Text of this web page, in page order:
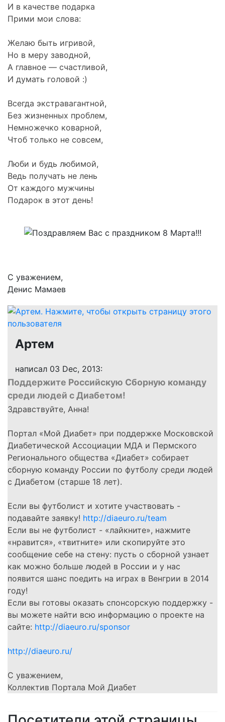
И в качестве подарка
Прими мои слова:
Желаю быть игривой,
Но в меру заводной,
А главное — счастливой,
И думать головой :)
Всегда экстравагантной,
Без жизненных проблем,
Немножечко коварной,
Чтоб только не совсем,
Люби и будь любимой,
Ведь получать не лень
От каждого мужчины
Подарок в этот день!
С уважением,
Денис Мамаев
Артем
написал 03 Dec, 2013:
Поддержите Российскую Сборную команду
среди людей с Диабетом!
Здравствуйте, Анна!
Портал «Мой Диабет» при поддержке Московской
Диабетической Ассоциации МДА и Пермского
Регионального общества «Диабет» собирает
сборную команду России по футболу среди людей
с Диабетом (старше 18 лет).
Если вы футболист и хотите участвовать -
подавайте заявку! http://diaeuro.ru/team
Если вы не футболист - «лайкните», нажмите
«нравится», «твитните» или скопируйте это
сообщение себе на стену: пусть о сборной узнает
как можно больше людей в России и у нас
появится шанс поедить на играх в Венгрии в 2014
году!
Если вы готовы оказать спонсорскую поддержку -
вы можете найти всю информацию о проекте на
сайте: http://diaeuro.ru/sponsor
http://diaeuro.ru/
С уважением,
Коллектив Портала Мой Диабет